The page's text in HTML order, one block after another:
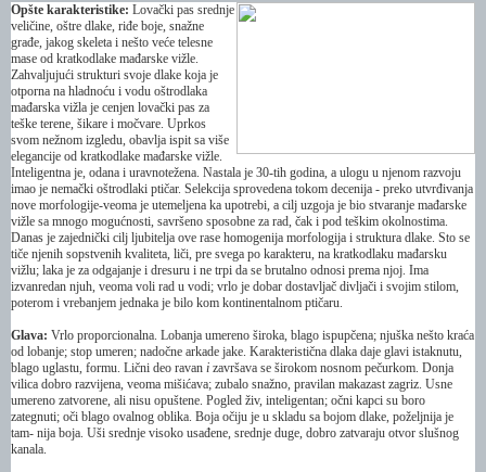
Opšte karakteristike: Lovački pas srednje
veličine, oštre dlake, riđe boje, snažne
građe, jakog skeleta i nešto veće telesne
mase od kratkodlake mađarske vižle.
Zahvaljujući strukturi svoje dlake koja je
otporna na hladnoću i vodu oštrodlaka
mađarska vižla je cenjen lovački pas za
teške terene, šikare i močvare. Uprkos
svom nežnom izgledu, obavlja ispit sa više
elegancije od kratkodlake mađarske vižle.
Inteligentna je, odana i uravnotežena. Nastala je 30-tih godina, a ulogu u njenom razvoju
imao je nemački oštrodlaki ptičar. Selekcija sprovedena tokom decenija - preko utvrđivanja
nove morfologije-veoma je utemeljena ka upotrebi, a cilj uzgoja je bio stvaranje mađarske
vižle sa mnogo mogućnosti, savršeno sposobne za rad, čak i pod teškim okolnostima.
Danas je zajednički cilj ljubitelja ove rase homogenija morfologija i struktura dlake. Sto se
tiče njenih sopstvenih kvaliteta, liči, pre svega po karakteru, na kratkodlaku mađarsku
vižlu; laka je za odgajanje i dresuru i ne trpi da se brutalno odnosi prema njoj. Ima
izvanredan njuh, veoma voli rad u vodi; vrlo je dobar dostavljač divljači i svojim stilom,
poterom i vrebanjem jednaka je bilo kom kontinentalnom ptičaru.
Glava: Vrlo proporcionalna. Lobanja umereno široka, blago ispupčena; njuška nešto kraća
od lobanje; stop umeren; nadočne arkade jake. Karakteristična dlaka daje glavi istaknutu,
blago uglastu, formu. Lični deo ravan i završava se širokom nosnom pečurkom. Donja
vilica dobro razvijena, veoma mišićava; zubalo snažno, pravilan makazast zagriz. Usne
umereno zatvorene, ali nisu opuštene. Pogled živ, inteligentan; očni kapci su boro
zategnuti; oči blago ovalnog oblika. Boja očiju je u skladu sa bojom dlake, poželjnija je
tam- nija boja. Uši srednje visoko usađene, srednje duge, dobro zatvaraju otvor slušnog
kanala.